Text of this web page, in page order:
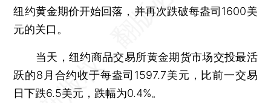
纽约黄金期价开始回落，并再次跌破每盎司1600美
元的关口。
当天，纽约商品交易所黄金期货市场交投最活
跃的8月合约收于每盎司1597.7美元，比前一交易
日下跌6.5美元，跌幅为0.4%。